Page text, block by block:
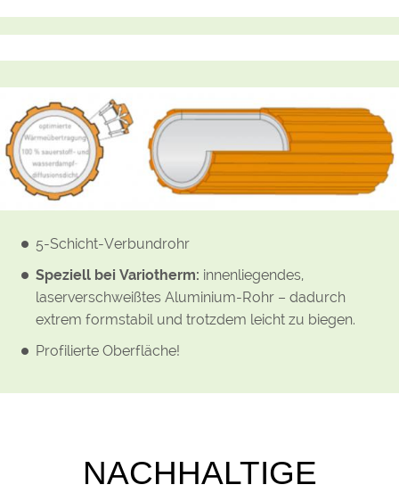
5-Schicht-Verbundrohr
Speziell bei Variotherm: innenliegendes,
laserverschweißtes Aluminium-Rohr – dadurch
extrem formstabil und trotzdem leicht zu biegen.
Profilierte Oberfläche!
NACHHALTIGE